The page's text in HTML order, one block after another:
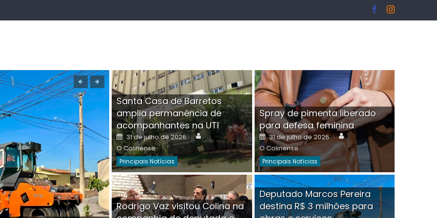
Boutique na Av. Ângelo Martins Tristão é
invadida por criminoso mascarado
Santa Casa de Barretos
amplia permanência de
acompanhantes na UTI
Posted
on
31 de julho de 2026 Author
O Colinense
Principais Notícias
Spray de pimenta liberado
para defesa feminina
Posted
on
31 de julho de 2026 Author
O Colinense
Principais Notícias
Rodrigo Vaz visitou Colina na
Deputado Marcos Pereira
destina R$ 3 milhões para